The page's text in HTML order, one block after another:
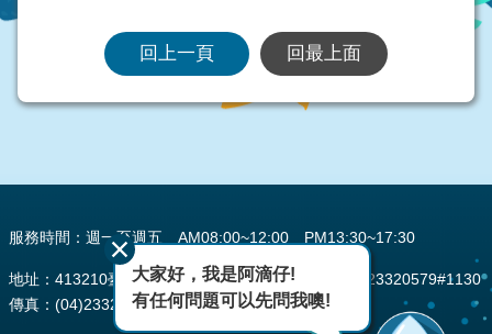
回上一頁 回最上面
服務時間：週一至週五 AM08:00~12:00 PM13:30~17:30
地址：413210臺中市霧峰區峰堤路195號 電話：(04)23320579#1130
傳真：(04)2332-0484
大家好，我是阿滴仔!
有任何問題可以先問我噢!